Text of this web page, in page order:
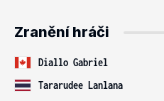
Zranění hráči
Diallo Gabriel
Tararudee Lanlana